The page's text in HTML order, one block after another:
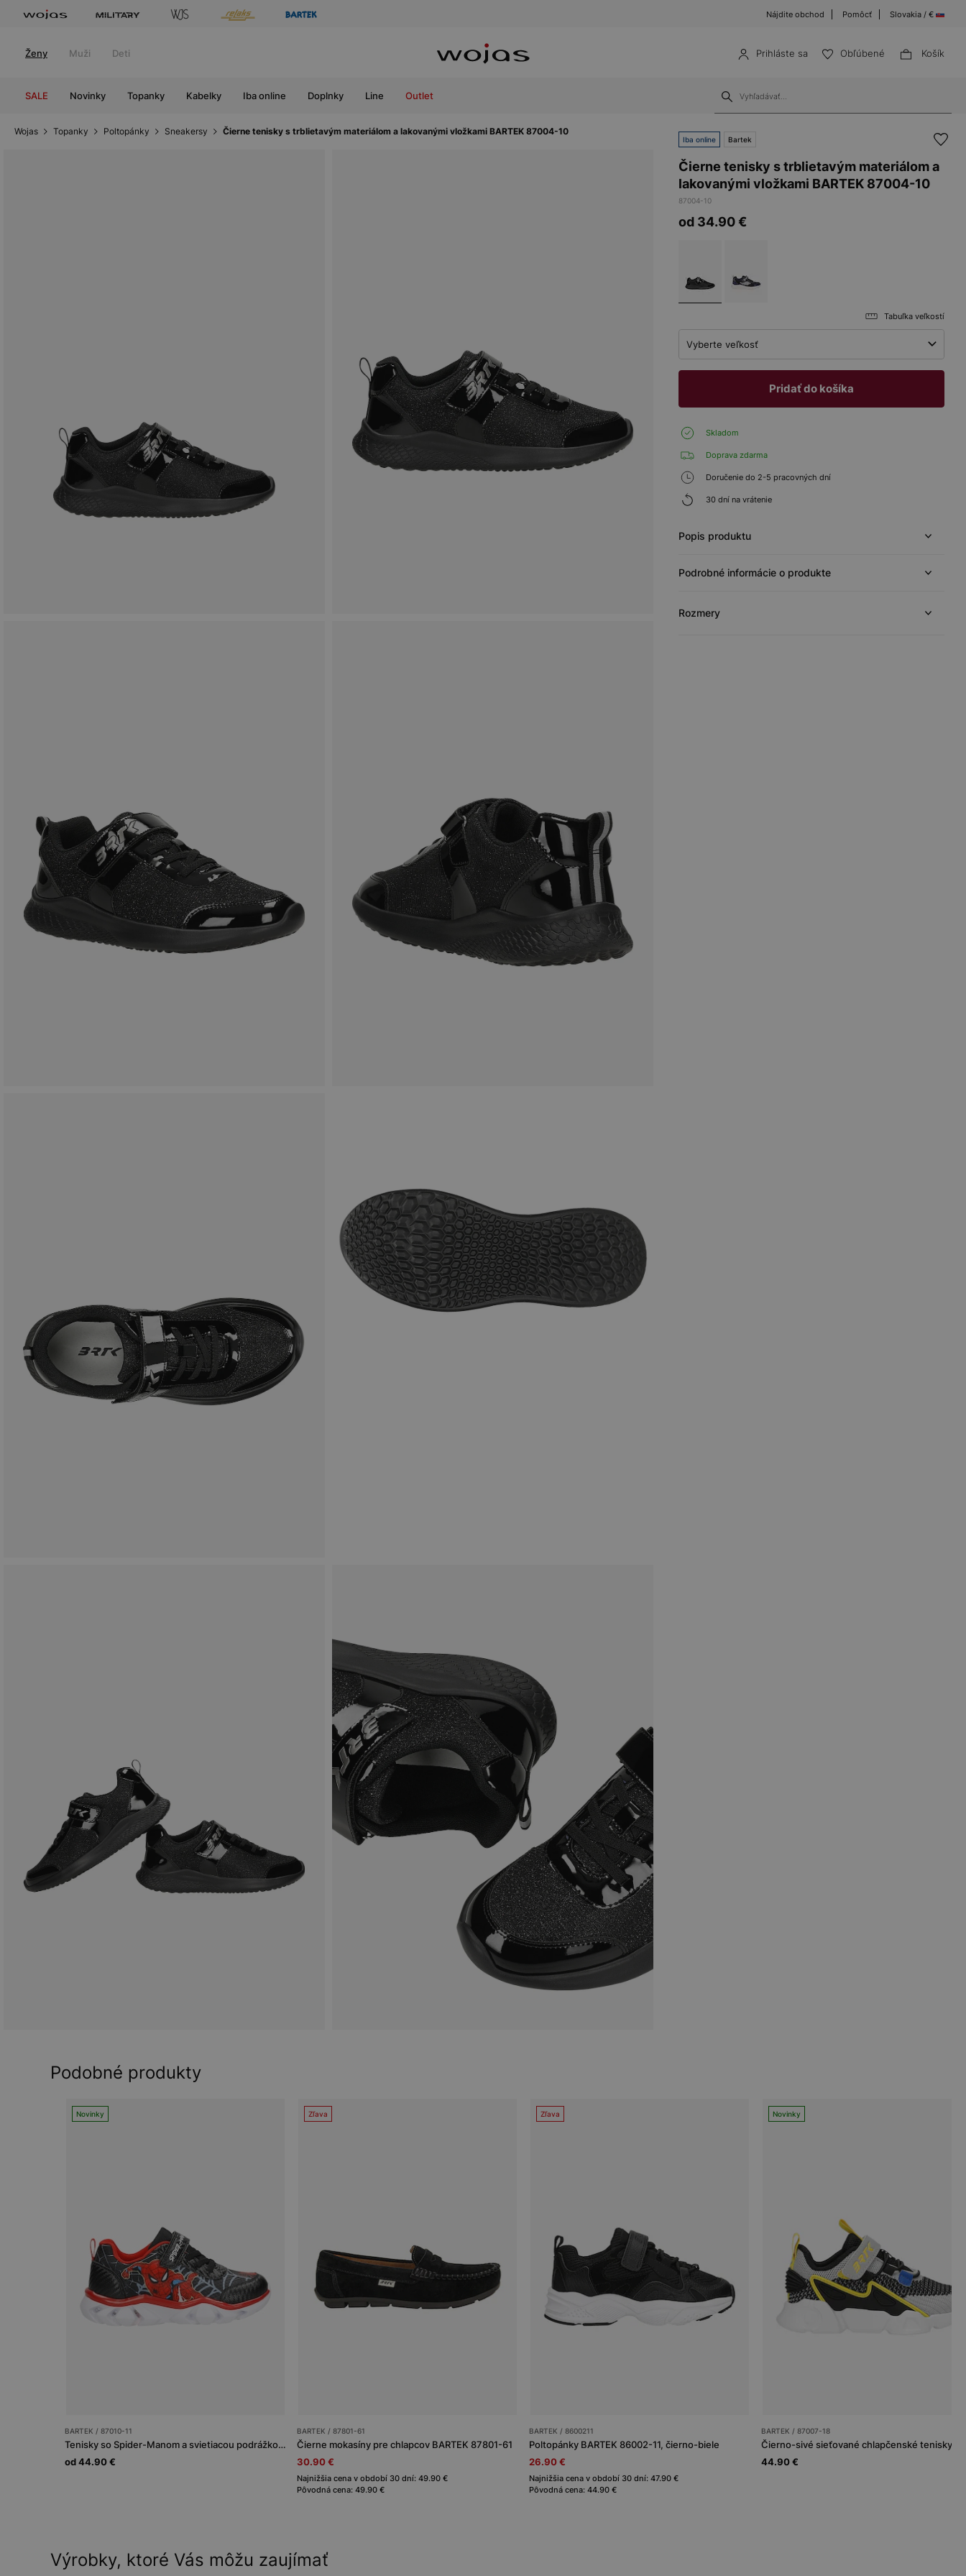
Nájdite obchod Pomôcť Slovakia / €
Ženy Muži Deti Prihláste sa Obľúbené Košík
SALE Novinky Topanky Kabelky Iba online Doplnky Line Outlet
Wojas Topanky Poltopánky Sneakersy Čierne tenisky s trblietavým materiálom a lakovanými vložkami BARTEK 87004-10
Iba online Bartek
Čierne tenisky s trblietavým materiálom a
lakovanými vložkami BARTEK 87004-10
87004-10
od 34.90€
Tabuľka veľkostí
Vyberte veľkosť
Pridať do košíka
Skladom
Doprava zdarma
Doručenie do 2-5 pracovných dní
30 dní na vrátenie
Popis produktu
Podrobné informácie o produkte
Rozmery
Podobné produkty
Novinky
BARTEK / 87010-11
Tenisky so Spider-Manom a svietiacou podrážkou BARTEK 87010-11
od 44.90 €
Zľava
BARTEK / 87801-61
Čierne mokasíny pre chlapcov BARTEK 87801-61
30.90 €
Najnižšia cena v období 30 dní: 49.90 €
Pôvodná cena: 49.90 €
Zľava
BARTEK / 8600211
Poltopánky BARTEK 86002-11, čierno-biele
26.90 €
Najnižšia cena v období 30 dní: 47.90 €
Pôvodná cena: 44.90 €
Novinky
BARTEK / 87007-18
44.90 €
Výrobky, ktoré Vás môžu zaujímať